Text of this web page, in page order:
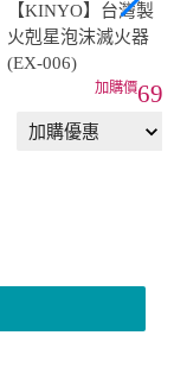
【KINYO】台灣製
火剋星泡沫滅火器
(EX-006)